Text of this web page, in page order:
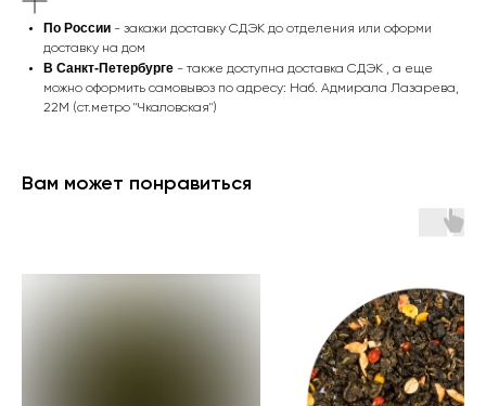
По России - закажи доставку СДЭК до отделения или оформи
доставку на дом
В Санкт-Петербурге - также доступна доставка СДЭК , а еще
можно оформить самовывоз по адресу: Наб. Адмирала Лазарева,
22М (ст.метро "Чкаловская")
Вам может понравиться